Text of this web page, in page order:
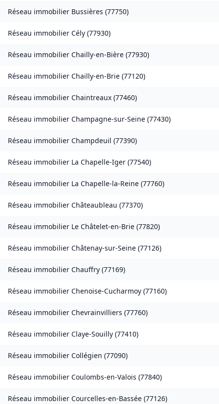
Réseau immobilier Bussières (77750)
Réseau immobilier Cély (77930)
Réseau immobilier Chailly-en-Bière (77930)
Réseau immobilier Chailly-en-Brie (77120)
Réseau immobilier Chaintreaux (77460)
Réseau immobilier Champagne-sur-Seine (77430)
Réseau immobilier Champdeuil (77390)
Réseau immobilier La Chapelle-Iger (77540)
Réseau immobilier La Chapelle-la-Reine (77760)
Réseau immobilier Châteaubleau (77370)
Réseau immobilier Le Châtelet-en-Brie (77820)
Réseau immobilier Châtenay-sur-Seine (77126)
Réseau immobilier Chauffry (77169)
Réseau immobilier Chenoise-Cucharmoy (77160)
Réseau immobilier Chevrainvilliers (77760)
Réseau immobilier Claye-Souilly (77410)
Réseau immobilier Collégien (77090)
Réseau immobilier Coulombs-en-Valois (77840)
Réseau immobilier Courcelles-en-Bassée (77126)